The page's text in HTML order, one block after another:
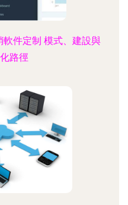
件定制 模式、建設與
路徑